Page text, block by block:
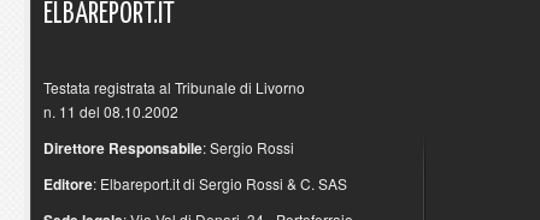
ELBAREPORT.IT
Testata registrata al Tribunale di Livorno
n. 11 del 08.10.2002
Direttore Responsabile: Sergio Rossi
Editore: Elbareport.it di Sergio Rossi & C. SAS